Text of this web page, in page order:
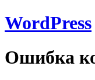
WordPress
Ошибка